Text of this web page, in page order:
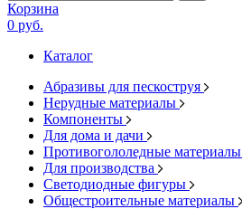
Корзина
0 руб.
Каталог
Абразивы для пескоструя
Нерудные материалы
Компоненты
Для дома и дачи
Противогололедные материалы
Для производства
Светодиодные фигуры
Общестроительные материалы